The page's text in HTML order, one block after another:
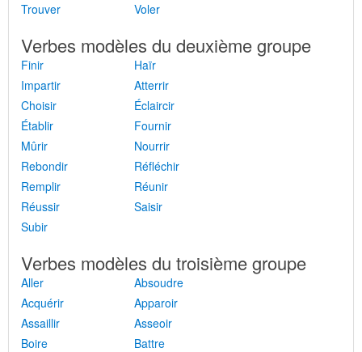
Trouver
Voler
Verbes modèles du deuxième groupe
Finir
Haïr
Impartir
Atterrir
Choisir
Éclaircir
Établir
Fournir
Mûrir
Nourrir
Rebondir
Réfléchir
Remplir
Réunir
Réussir
Saisir
Subir
Verbes modèles du troisième groupe
Aller
Absoudre
Acquérir
Apparoir
Assaillir
Asseoir
Boire
Battre